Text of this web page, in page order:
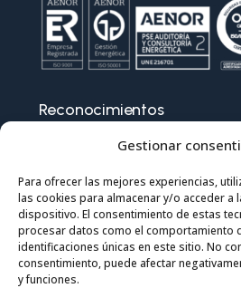
Gestionar
Para ofrecer las mejores experiencias,
las cookies para almacenar y/o acceder a
dispositivo. El consentimiento de estas
procesar datos como el comportamiento
identificaciones únicas en este sitio. No
consentimiento, puede afectar
y funciones.
Reconocimientos